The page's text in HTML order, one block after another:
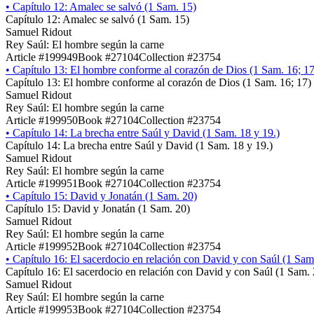
• Capítulo 12: Amalec se salvó (1 Sam. 15)
Capítulo 12: Amalec se salvó (1 Sam. 15)
Samuel Ridout
Rey Saúl: El hombre según la carne
Article #199949Book #27104Collection #23754
• Capítulo 13: El hombre conforme al corazón de Dios (1 Sam. 16;
Capítulo 13: El hombre conforme al corazón de Dios (1 Sam. 16; 17)
Samuel Ridout
Rey Saúl: El hombre según la carne
Article #199950Book #27104Collection #23754
• Capítulo 14: La brecha entre Saúl y David (1 Sam. 18 y 19.)
Capítulo 14: La brecha entre Saúl y David (1 Sam. 18 y 19.)
Samuel Ridout
Rey Saúl: El hombre según la carne
Article #199951Book #27104Collection #23754
• Capítulo 15: David y Jonatán (1 Sam. 20)
Capítulo 15: David y Jonatán (1 Sam. 20)
Samuel Ridout
Rey Saúl: El hombre según la carne
Article #199952Book #27104Collection #23754
• Capítulo 16: El sacerdocio en relación con David y con Saúl (1
Capítulo 16: El sacerdocio en relación con David y con Saúl (1 Sam.
Samuel Ridout
Rey Saúl: El hombre según la carne
Article #199953Book #27104Collection #23754